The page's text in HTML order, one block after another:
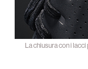
La chiusura con i